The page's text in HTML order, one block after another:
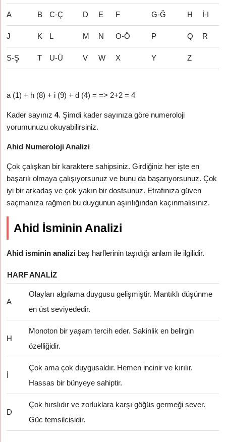
A B C-Ç D E F G-Ğ H İ-I
J K L M N O-Ö P Q R
S-Ş T U-Ü V W X Y Z
a (1) + h (8) + i (9) + d (4) = => 2+2 = 4
Kader sayınız4. Şimdi kader sayınıza göre numeroloji
yorumunuzu okuyabilirsiniz.
Ahid Numeroloji Analizi
Çok çalışkan bir karaktere sahipsiniz. Girdiğiniz her işte en
başarılı olmaya çalışıyorsunuz ve bunu da başarıyorsunuz. Çok
iyi bir arkadaş ve çok yakın bir dostsunuz. Etrafınıza güven
saçmanıza rağmen bu duygunun aşırılığından kaçınmalısınız.
Ahid İsminin Analizi
Ahid isminin analizi baş harflerinin taşıdığı anlam ile ilgilidir.
HARFANALIZ
A
Olayları algılama duygusu gelişmiştir. Mantıklı düşünme
en üst seviyededir.
H
Monoton bir yaşam tercih eder. Sakinlik en belirgin
özelliğidir.
İ
Çok ama çok duygusaldır. Hemen incinir ve kırılır.
Hassas bir bünyeye sahiptir.
D
Çok hırslıdır ve zorluklara karşı göğüs germeği sever.
Güc temsilcisidir.